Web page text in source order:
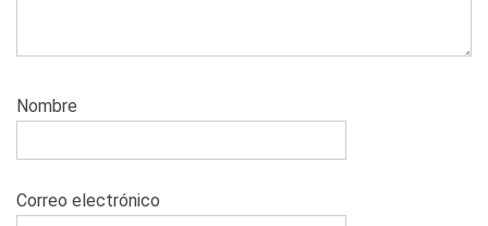
Nombre
Correo electrónico